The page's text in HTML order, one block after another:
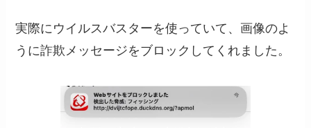
実際にウイルスバスターを使っていて、画像のよ
うに詐欺メッセージをブロックしてくれました。